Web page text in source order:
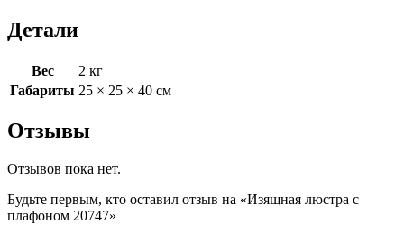
Детали
Вес
2 кг
Габариты 25 × 25 × 40 см
Отзывы
Отзывов пока нет.
Будьте первым, кто оставил отзыв на «Изящная люстра с
плафоном 20747»